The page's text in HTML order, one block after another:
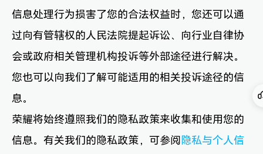
信息处理行为损害了您的合法权益时，您还可以通
过向有管辖权的人民法院提起诉讼、向行业自律协
会或政府相关管理机构投诉等外部途径进行解决。
您也可以向我们了解可能适用的相关投诉途径的信
息。
荣耀将始终遵照我们的隐私政策来收集和使用您的
信息。有关我们的隐私政策，可参阅 隐私与个人信